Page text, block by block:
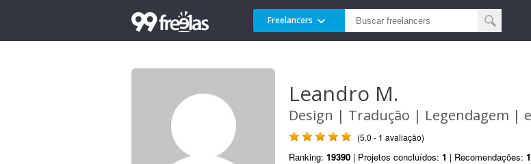
Freelancers
Leandro M.
Design | Tradução | Legendagem |
(5.0 - 1 avaliação)
Ranking: 19390 | Projetos concluídos: 1 | Recomendações: 1